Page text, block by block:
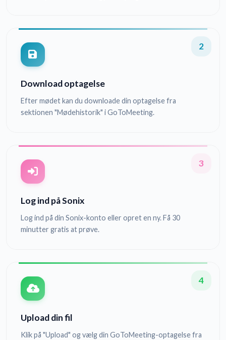
2
Download optagelse
Efter mødet kan du downloade din optagelse fra
sektionen "Mødehistorik" i GoToMeeting.
3
Log ind på Sonix
Log ind på din Sonix-konto eller opret en ny. Få 30
minutter gratis at prøve.
4
Upload din fil
Klik på "Upload" og vælg din GoToMeeting-optagelse fra